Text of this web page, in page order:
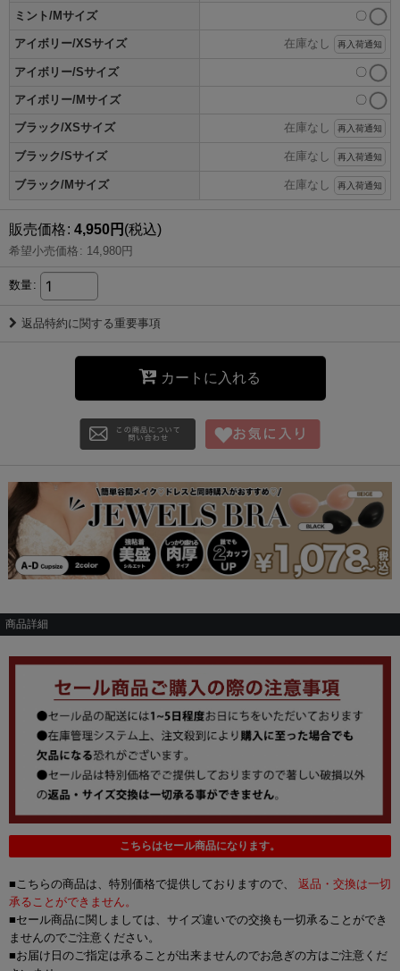
ミント/Mサイズ 〇
アイボリー/XSサイズ 在庫なし 再入荷通知
アイボリー/Sサイズ 〇
アイボリー/Mサイズ 〇
ブラック/XSサイズ 在庫なし 再入荷通知
ブラック/Sサイズ 在庫なし 再入荷通知
ブラック/Mサイズ 在庫なし 再入荷通知
販売価格: 4,950円 (税込)
希望小売価格 : 14,980円
数量:
返品特約に関する重要事項
カートに入れる
商品詳細
こちらはセール商品になります。
■こちらの商品は、特別価格で提供しておりますので、 返品・交換は一切
承ることができません。
■セール商品に関しましては、サイズ違いでの交換も一切承ることができ
ませんのでご注意ください。
■お届け日のご指定は承ることが出来ませんのでお急ぎの方はご注意くだ